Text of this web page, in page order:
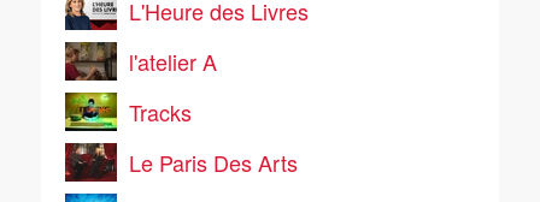
L'Heure des Livres
l'atelier A
Tracks
Le Paris Des Arts